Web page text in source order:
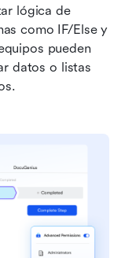
lógica de
como IF/Else y
pueden
datos o listas